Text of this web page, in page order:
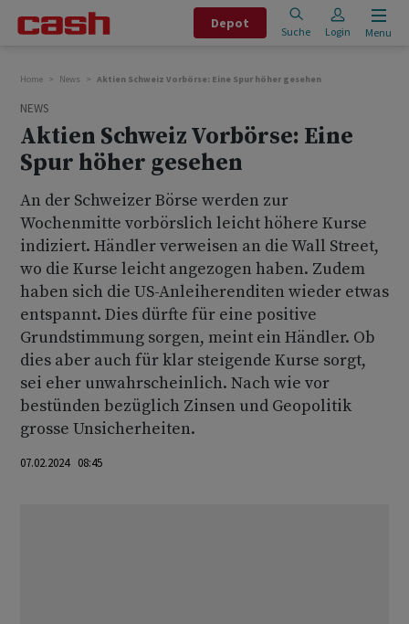
Depot
Suche Login Menu
Home News Aktien Schweiz Vorbörse: Eine Spur höher gesehen
NEWS
Aktien Schweiz Vorbörse: Eine
Spur höher gesehen
An der Schweizer Börse werden zur
Wochenmitte vorbörslich leicht höhere Kurse
indiziert. Händler verweisen an die Wall Street,
wo die Kurse leicht angezogen haben. Zudem
haben sich die US-Anleiherenditen wieder etwas
entspannt. Dies dürfte für eine positive
Grundstimmung sorgen, meint ein Händler. Ob
dies aber auch für klar steigende Kurse sorgt,
sei eher unwahrscheinlich. Nach wie vor
bestünden bezüglich Zinsen und Geopolitik
grosse Unsicherheiten.
07.02.2024 08:45